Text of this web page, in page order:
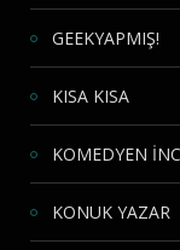
GEEKYAPMIŞ!
KISA KISA
KOMEDYEN
KONUK YAZAR